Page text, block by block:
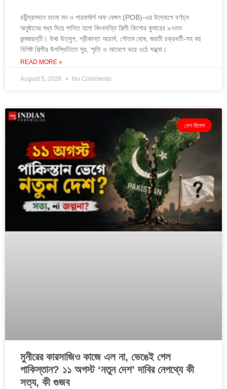
রবীন্দ্রসদনে বাংলা মন ও পারফর্মার্স অফ বেঙ্গল (POB)-এর উদ্যোগে বর্ণাঢ্য
অনুষ্ঠানের মধ্য দিয়ে পালিত হলো কিংবদন্তি শিল্পী কিশোর কুমারের ৯৭তম
জন্মজয়ন্তী। উষা উত্থুপ, শ্রীকান্ত আচার্য, গৌতম ঘোষ, জয়তী চক্রবর্তী-সহ বহু
বিশিষ্ট শিল্পীর উপস্থিতিতে সুর, স্মৃতি ও আবেগে ভরে ওঠে সন্ধ্যা।
READ MORE »
August 5, 2026 No Comments
দেশ বিদেশ
মুনীরের কারসাজিও কাজে এল না, ভেঙেই গেল
পাকিস্তান? ১১ অগস্ট ‘নতুন দেশ’ দাবির নেপথ্যে কী
সত্য, কী গুজব